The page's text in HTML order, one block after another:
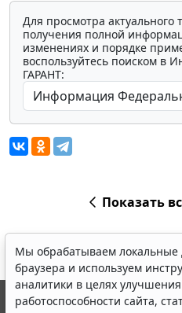
Для просмотра актуального
получения полной
изменениях и порядке
воспользуйтесь поиском в
ГАРАНТ:
Показать
Мы обрабатываем локальные
браузера и используем
аналитики в целях
работоспособности сайта,